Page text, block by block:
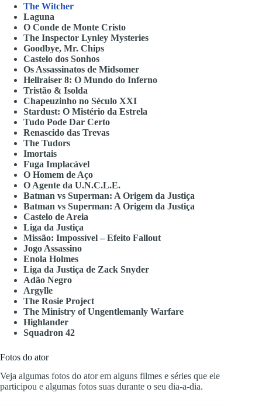
The Witcher
Laguna
O Conde de Monte Cristo
The Inspector Lynley Mysteries
Goodbye, Mr. Chips
Castelo dos Sonhos
Os Assassinatos de Midsomer
Hellraiser 8: O Mundo do Inferno
Tristão & Isolda
Chapeuzinho no Século XXI
Stardust: O Mistério da Estrela
Tudo Pode Dar Certo
Renascido das Trevas
The Tudors
Imortais
Fuga Implacável
O Homem de Aço
O Agente da U.N.C.L.E.
Batman vs Superman: A Origem da Justiça
Batman vs Superman: A Origem da Justiça
Castelo de Areia
Liga da Justiça
Missão: Impossível – Efeito Fallout
Jogo Assassino
Enola Holmes
Liga da Justiça de Zack Snyder
Adão Negro
Argylle
The Rosie Project
The Ministry of Ungentlemanly Warfare
Highlander
Squadron 42
Fotos do ator
Veja algumas fotos do ator em alguns filmes e séries que ele
participou e algumas fotos suas durante o seu dia-a-dia.